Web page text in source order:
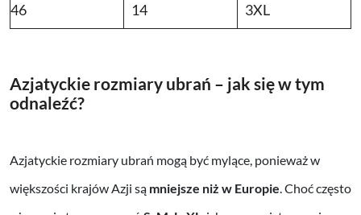
46 14 3XL
Azjatyckie rozmiary ubrań – jak się w tym
odnaleźć?
Azjatyckie rozmiary ubrań mogą być mylące, ponieważ w
większości krajów Azji są mniejsze niż w Europie. Choć często